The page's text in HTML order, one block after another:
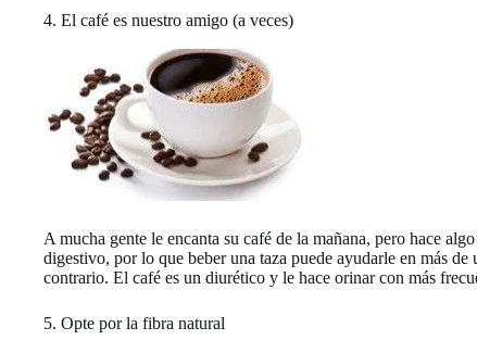
4. El café es nuestro amigo (a veces)
A mucha gente le encanta su café de la mañana, pero hace
digestivo, por lo que beber una taza puede ayudarle en más
contrario. El café es un diurético y le hace orinar con más
5. Opte por la fibra natural